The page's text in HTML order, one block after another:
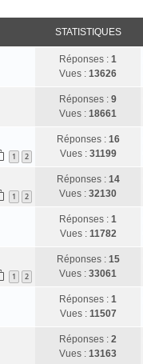
STATISTIQUES
Réponses : 1
Vues : 13626
Réponses : 9
Vues : 18661
1 2
Réponses : 16
Vues : 31199
1 2
Réponses : 14
Vues : 32130
Réponses : 1
Vues : 11782
1 2
Réponses : 15
Vues : 33061
Réponses : 1
Vues : 11507
Réponses : 2
Vues : 13163